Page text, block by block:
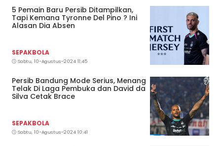
5 Pemain Baru Persib Ditampilkan,
Tapi Kemana Tyronne Del Pino ? Ini
Alasan Dia Absen
SEPAKBOLA
Sabtu, 10-Agustus-2024 11:45
Persib Bandung Mode Serius, Menang
Telak Di Laga Pembuka dan David da
Silva Cetak Brace
SEPAKBOLA
Sabtu, 10-Agustus-2024 10:41